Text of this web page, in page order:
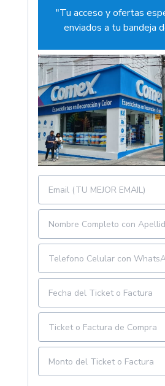
"Tu acceso y ofertas
enviados a tu bandeja